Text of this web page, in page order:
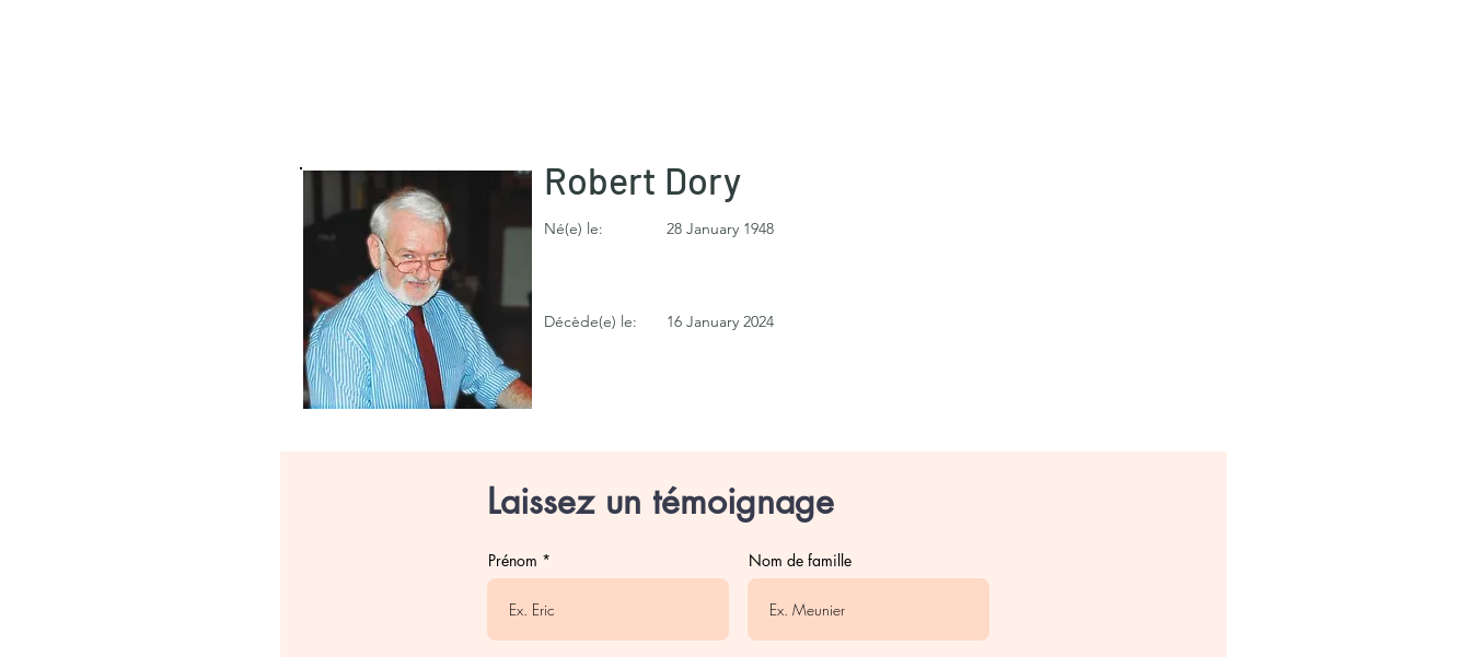
Robert Dory
28 January 1948
16 January 2024
Né(e) le:
Décède(e) le:
Laissez un témoignage
Prénom Nom de famille